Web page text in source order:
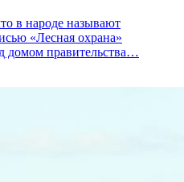
в народе называют
«Лесная охрана»
домом правительства…